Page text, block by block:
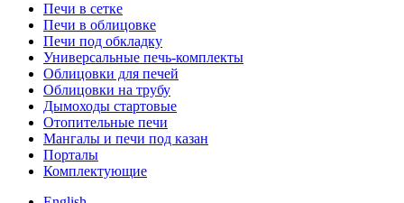
Печи в сетке
Печи в облицовке
Печи под обкладку
Универсальные печь-комплекты
Облицовки для печей
Облицовки на трубу
Дымоходы стартовые
Отопительные печи
Мангалы и печи под казан
Порталы
Комплектующие